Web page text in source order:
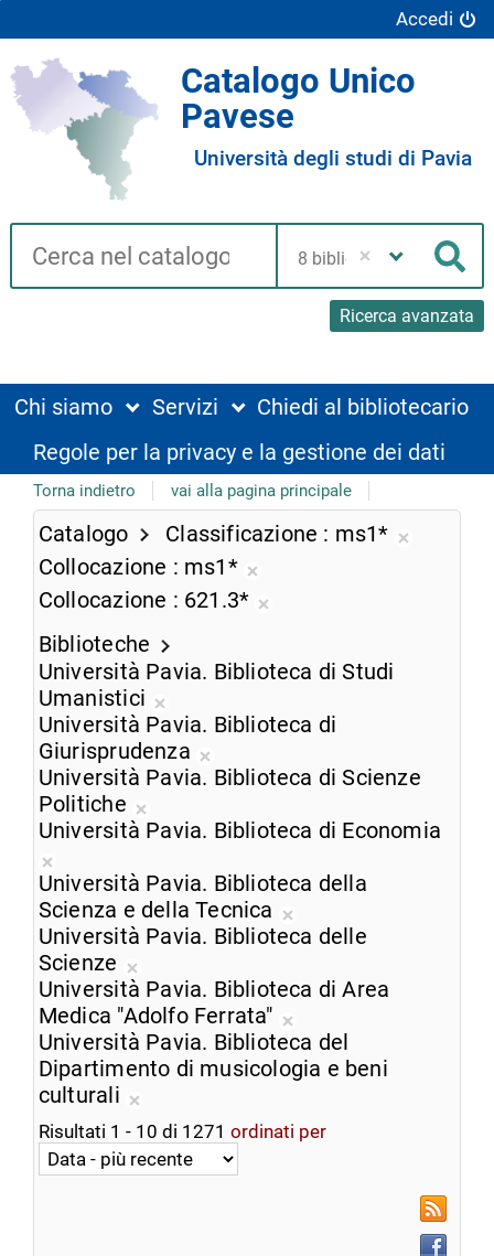
Accedi
Catalogo Unico
Pavese
Università degli studi di Pavia
Cerca su "Catalogo"
Ricerca avanzata
biblioteca
Chi siamo Servizi
Chiedi al bibliotecario
Regole per la privacy e la gestione dei dati
Torna indietro vai alla pagina principale
Catalogo Classificazione
ms1*
Collocazione
ms1*
dalla
corrente
Collocazione
621.3*
ricerca
Biblioteche
Università Pavia. Biblioteca di Studi
Umanistici
Rimuovi
dalla
ricerca
Università Pavia. Biblioteca di
Giurisprudenza
Rimuovi
ricerca
Università Pavia. Biblioteca di Scienze
Politiche
Rimuovi
ricerca
corrente
Università Pavia. Biblioteca di Economia
Rimuovi
dalla
ricerca
corrente
Università Pavia. Biblioteca della
Scienza e della Tecnica
Rimuovi
ricerca
corrente
Università Pavia. Biblioteca delle
Scienze
Rimuovi
dalla
ricerca
corrente
Università Pavia. Biblioteca di Area
Medica "Adolfo Ferrata"
Rimuovi
dalla
corrente
Università Pavia. Biblioteca del
Dipartimento di musicologia e beni
culturali
Rimuovi
dalla
ricerca
Risultati 1 - 10 di 1271 ordinati per
RSS